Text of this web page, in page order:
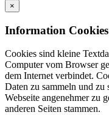
×
Information Cookies
Cookies sind kleine
Computer vom Browser
dem Internet verbindet.
Daten zu sammeln und
Webseite angenehmer zu
anderen Seiten stammen.